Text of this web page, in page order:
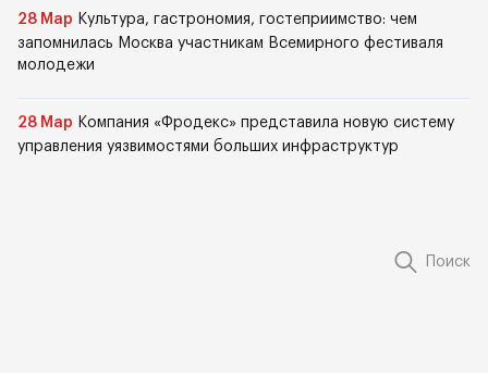
28 Мар Культура, гастрономия, гостеприимство: чем
запомнилась Москва участникам Всемирного фестиваля
молодежи
28 Мар Компания «Фродекс» представила новую систему
управления уязвимостями больших инфраструктур
Поиск